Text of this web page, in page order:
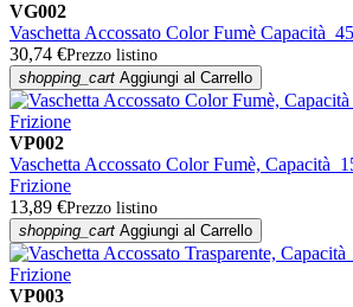
VG002
Vaschetta Accossato Color Fumè Capacità
30,74 €Prezzo listino
shopping_cart Aggiungi al Carrello
VP002
Vaschetta Accossato Color Fumè, Capacità
Frizione
13,89 €Prezzo listino
shopping_cart Aggiungi al Carrello
VP003